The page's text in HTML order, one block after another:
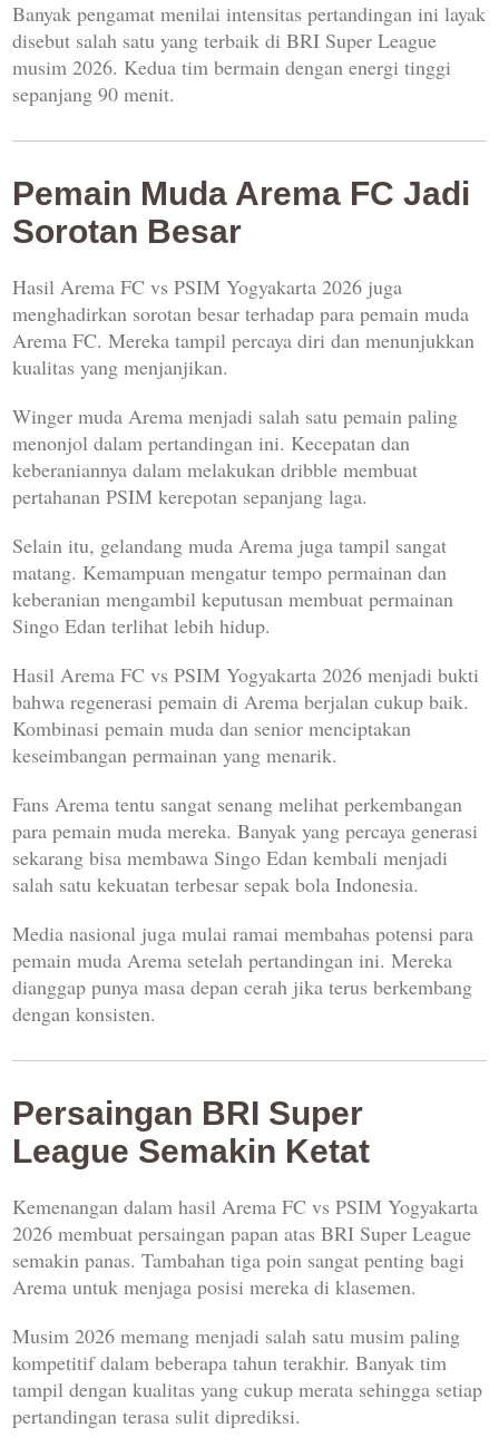
Banyak pengamat menilai intensitas pertandingan ini layak
disebut salah satu yang terbaik di BRI Super League
musim 2026. Kedua tim bermain dengan energi tinggi
sepanjang 90 menit.
Pemain Muda Arema FC Jadi
Sorotan Besar
Hasil Arema FC vs PSIM Yogyakarta 2026 juga
menghadirkan sorotan besar terhadap para pemain muda
Arema FC. Mereka tampil percaya diri dan menunjukkan
kualitas yang menjanjikan.
Winger muda Arema menjadi salah satu pemain paling
menonjol dalam pertandingan ini. Kecepatan dan
keberaniannya dalam melakukan dribble membuat
pertahanan PSIM kerepotan sepanjang laga.
Selain itu, gelandang muda Arema juga tampil sangat
matang. Kemampuan mengatur tempo permainan dan
keberanian mengambil keputusan membuat permainan
Singo Edan terlihat lebih hidup.
Hasil Arema FC vs PSIM Yogyakarta 2026 menjadi bukti
bahwa regenerasi pemain di Arema berjalan cukup baik.
Kombinasi pemain muda dan senior menciptakan
keseimbangan permainan yang menarik.
Fans Arema tentu sangat senang melihat perkembangan
para pemain muda mereka. Banyak yang percaya generasi
sekarang bisa membawa Singo Edan kembali menjadi
salah satu kekuatan terbesar sepak bola Indonesia.
Media nasional juga mulai ramai membahas potensi para
pemain muda Arema setelah pertandingan ini. Mereka
dianggap punya masa depan cerah jika terus berkembang
dengan konsisten.
Persaingan BRI Super
League Semakin Ketat
Kemenangan dalam hasil Arema FC vs PSIM Yogyakarta
2026 membuat persaingan papan atas BRI Super League
semakin panas. Tambahan tiga poin sangat penting bagi
Arema untuk menjaga posisi mereka di klasemen.
Musim 2026 memang menjadi salah satu musim paling
kompetitif dalam beberapa tahun terakhir. Banyak tim
tampil dengan kualitas yang cukup merata sehingga setiap
pertandingan terasa sulit diprediksi.